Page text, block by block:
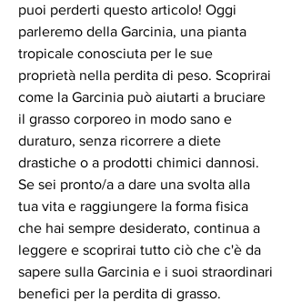
puoi perderti questo articolo! Oggi
parleremo della Garcinia, una pianta
tropicale conosciuta per le sue
proprietà nella perdita di peso. Scoprirai
come la Garcinia può aiutarti a bruciare
il grasso corporeo in modo sano e
duraturo, senza ricorrere a diete
drastiche o a prodotti chimici dannosi.
Se sei pronto/a a dare una svolta alla
tua vita e raggiungere la forma fisica
che hai sempre desiderato, continua a
leggere e scoprirai tutto ciò che c'è da
sapere sulla Garcinia e i suoi straordinari
benefici per la perdita di grasso.